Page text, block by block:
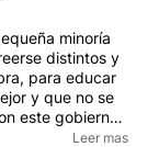
solo dañará a
minoría
distintos y
para educar
y que no se
este gobierno.
y leer más, no
Leer mas